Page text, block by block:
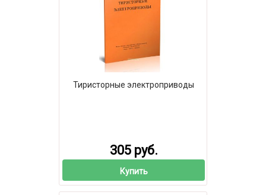
Тиристорные электроприводы
305 руб.
Купить